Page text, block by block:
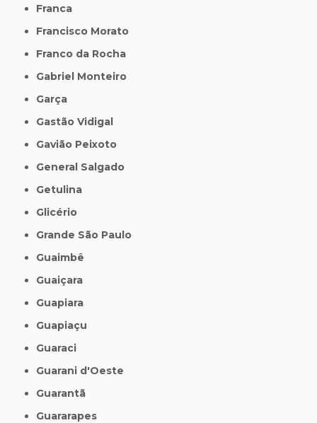
Franca
Francisco Morato
Franco da Rocha
Gabriel Monteiro
Garça
Gastão Vidigal
Gavião Peixoto
General Salgado
Getulina
Glicério
Grande São Paulo
Guaimbê
Guaiçara
Guapiara
Guapiaçu
Guaraci
Guarani d'Oeste
Guarantã
Guararapes